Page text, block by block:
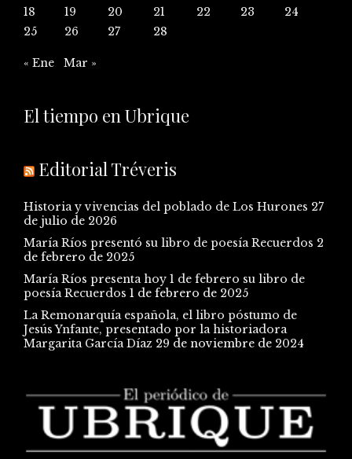
18
19 20 21 22 23
24
25
26 27 28
« Ene Mar »
El tiempo en Ubrique
Editorial Tréveris
Historia y vivencias del poblado de Los Hurones 27
de julio de 2026
María Ríos presentó su libro de poesía Recuerdos 2
de febrero de 2025
María Ríos presenta hoy 1 de febrero su libro de
poesía Recuerdos 1 de febrero de 2025
La Remonarquía española, el libro póstumo de
Jesús Ynfante, presentado por la historiadora
Margarita García Díaz 29 de noviembre de 2024